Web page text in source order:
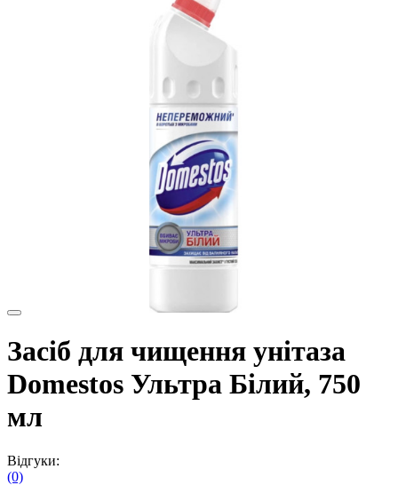
Засіб для чищення унітаза
Domestos Ультра Білий, 750
мл
Відгуки:
(0)